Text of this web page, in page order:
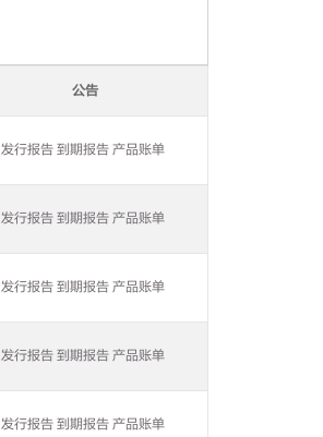
公告
发行报告 到期报告 产品账单
发行报告 到期报告 产品账单
发行报告 到期报告 产品账单
发行报告 到期报告 产品账单
发行报告 到期报告 产品账单